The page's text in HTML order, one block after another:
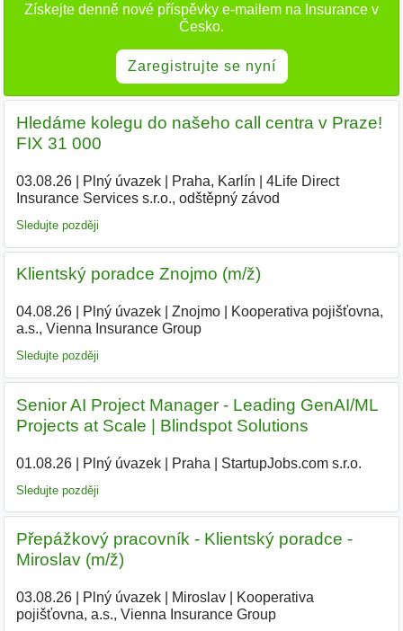
Získejte denně nové příspěvky e-mailem na Insurance v
Česko.
Zaregistrujte se nyní
Hledáme kolegu do našeho call centra v Praze!
FIX 31 000
03.08.26| Plný úvazek| Praha, Karlín
4Life Direct
Insurance Services s.r.o., odštěpný závod
Sledujte později
Klientský poradce Znojmo (m/ž)
04.08.26| Plný úvazek| Znojmo|
Kooperativa pojišťovna,
a.s., Vienna Insurance Group|
Sledujte později
Senior AI Project Manager - Leading GenAI/ML
Projects at Scale | Blindspot Solutions
01.08.26| Plný úvazek| Praha StartupJobs.com s.r.o.
Sledujte později
Přepážkový pracovník - Klientský poradce -
Miroslav (m/ž)
03.08.26| Plný úvazek| Miroslav|
Kooperativa
pojišťovna, a.s., Vienna Insurance Group|